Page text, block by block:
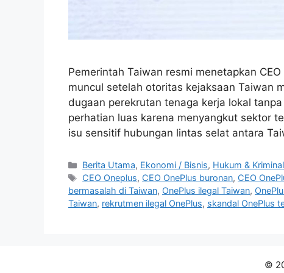
Pemerintah Taiwan resmi menetapkan
muncul setelah otoritas kejaksaan Taiwan
dugaan perekrutan tenaga kerja lokal
perhatian luas karena menyangkut sektor
isu sensitif hubungan lintas selat antara
C
a
t
e
Berita Utama, Ekonomi / Bisnis, Hukum & Kriminal
T
a
g
CEO Oneplus, CEO OnePlus buronan, CEO
bermasalah di Taiwan, OnePlus ilegal Taiwan,
Taiwan, rekrutmen ilegal OnePlus, skandal OnePlus
©